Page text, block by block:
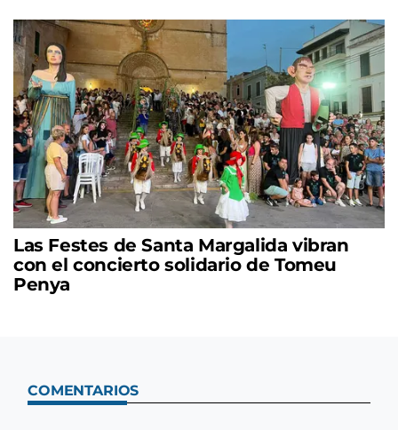
Las Festes de Santa Margalida vibran
con el concierto solidario de Tomeu
Penya
COMENTARIOS